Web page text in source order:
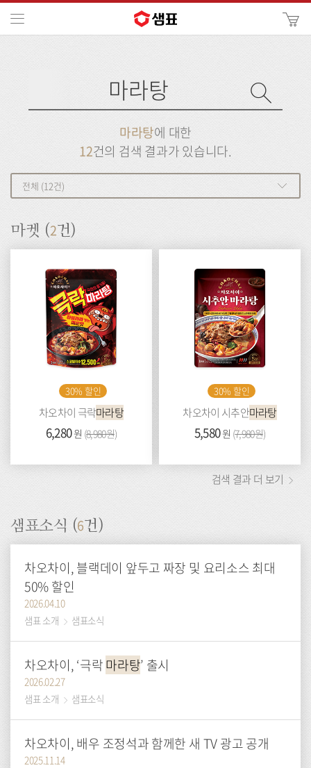
색
트
마라탕에 대한
12건의 검색 결과가 있습니다.
전체 (12건)
마켓 (2건)
30% 할인
차오차이 극락마라탕
가
격:
6,280원 (이
전
8,980원)
30% 할인
차오차이 시추안마라탕
가
격:
5,580원 (이
전
격:
7,980원)
검색 결과 더 보기
샘표소식 (6건)
차오차이, 블랙데이 앞두고 짜장 및 요리소스 최대
50% 할인
2026.04.10
샘표 소개
샘표소식
차오차이, ‘극락마라탕’ 출시
2026.02.27
샘표 소개
샘표소식
차오차이, 배우 조정석과 함께한 새 TV 광고 공개
2025.11.14